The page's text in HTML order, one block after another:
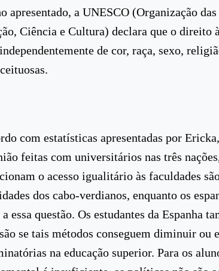
apresentado, a UNESCO (Organização
Ciência e Cultura) declara que o direito
de cor, raça, sexo,
com estatísticas apresentadas por
feitas com universitários nas três
o acesso igualitário às faculdades
dos cabo-verdianos, enquanto os
essa questão. Os estudantes da Espanha
se tais métodos conseguem diminuir ou
na educação superior. Para os